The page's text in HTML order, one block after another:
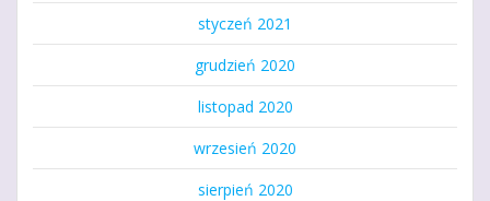
styczeń 2021
grudzień 2020
listopad 2020
wrzesień 2020
sierpień 2020